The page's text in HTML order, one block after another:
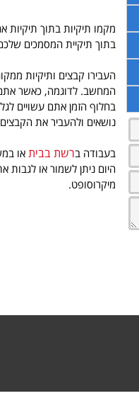
מקמו תיקיות בתוך תיקיות
בתוך תיקיית המסמכים
העבירו קבצים ותיקיות
המחשב. לדוגמה, כאשר
בחלוף הזמן אתם עשויים
נושאים ולהעביר את הקבצים
בעבודה ברשת בבית או
היום ניתן לשמור או
מיקרוסופט.